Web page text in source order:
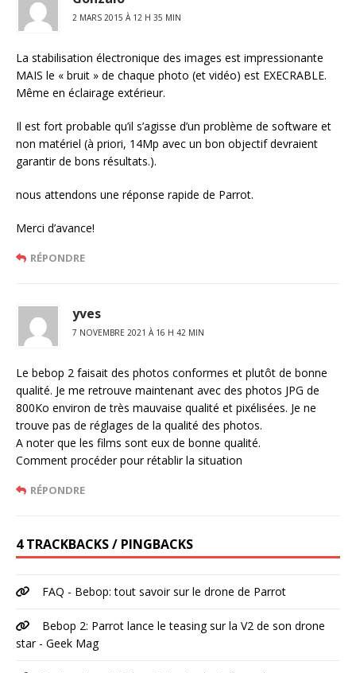
2 MARS 2015 À 12 H 35 MIN
La stabilisation électronique des images est impressionante
MAIS le « bruit » de chaque photo (et vidéo) est EXECRABLE.
Même en éclairage extérieur.
Il est fort probable qu’il s’agisse d’un problème de software et
non matériel (à priori, 14Mp avec un bon objectif devraient
garantir de bons résultats.).
nous attendons une réponse rapide de Parrot.
Merci d’avance!
RÉPONDRE
yves
7 NOVEMBRE 2021 À 16 H 42 MIN
Le bebop 2 faisait des photos conformes et plutôt de bonne
qualité. Je me retrouve maintenant avec des photos JPG de
800Ko environ de très mauvaise qualité et pixélisées. Je ne
trouve pas de réglages de la qualité des photos.
A noter que les films sont eux de bonne qualité.
Comment procéder pour rétablir la situation
RÉPONDRE
4 TRACKBACKS / PINGBACKS
FAQ - Bebop: tout savoir sur le drone de Parrot
Bebop 2: Parrot lance le teasing sur la V2 de son drone
star - Geek Mag